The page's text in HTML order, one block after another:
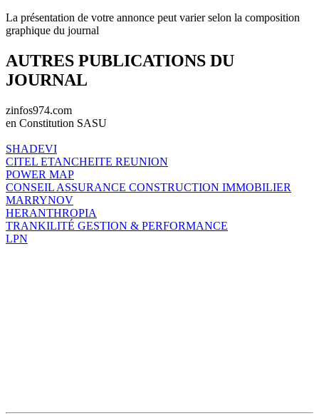
La présentation de votre annonce peut varier selon la composition
graphique du journal
AUTRES PUBLICATIONS DU
JOURNAL
zinfos974.com
en Constitution SASU
SHADEVI
CITEL ETANCHEITE REUNION
POWER MAP
CONSEIL ASSURANCE CONSTRUCTION IMMOBILIER
MARRYNOV
HERANTHROPIA
TRANKILITÉ GESTION & PERFORMANCE
LPN